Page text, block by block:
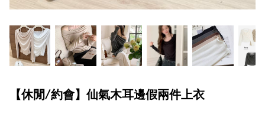
【休閒/約會】仙氣木耳邊假兩件上衣